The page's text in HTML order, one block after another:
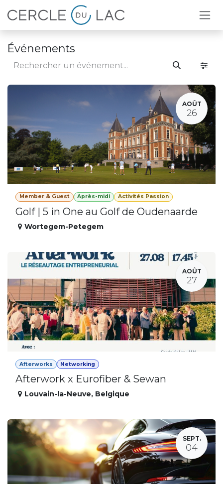
Se rendre au contenu
Événements
AOÛT
26
Member & Guest Après-midi Activités Passion
Golf | 5 in One au Golf de Oudenaarde
Wortegem-Petegem
AOÛT
27
Afterworks Networking
Afterwork x Eurofiber & Sewan
Louvain-la-Neuve, Belgique
SEPT.
04